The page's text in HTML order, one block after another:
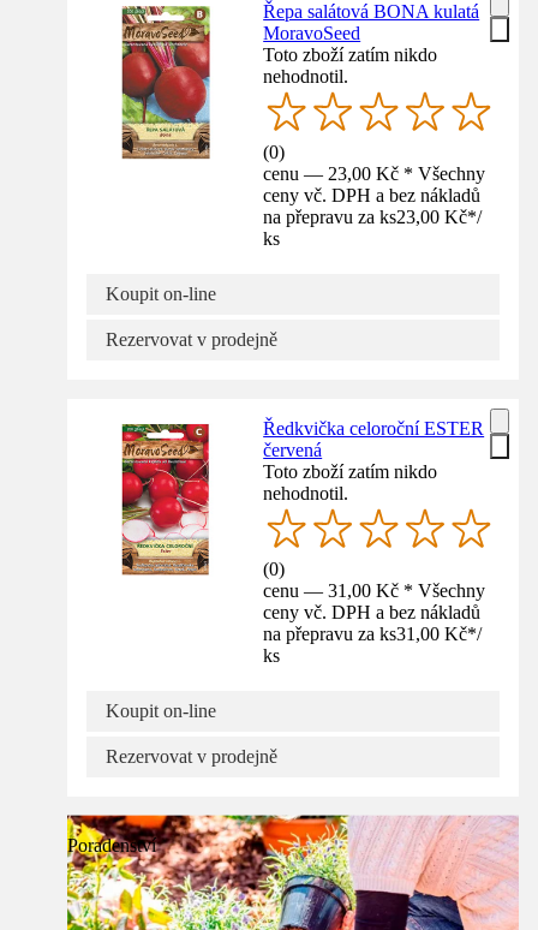
Řepa salátová BONA kulatá
MoravoSeed
Toto zboží zatím nikdo
nehodnotil.
(0)
cenu — 23,00 Kč * Všechny
ceny vč. DPH a bez nákladů
na přepravu za ks23,00 Kč*/
ks
Koupit on-line
Rezervovat v prodejně
Ředkvička celoroční ESTER
červená
Toto zboží zatím nikdo
nehodnotil.
(0)
cenu — 31,00 Kč * Všechny
ceny vč. DPH a bez nákladů
na přepravu za ks31,00 Kč*/
ks
Koupit on-line
Rezervovat v prodejně
Poradenství